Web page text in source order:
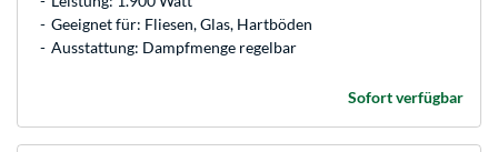
Geeignet für: Fliesen, Glas, Hartböden
Ausstattung: Dampfmenge regelbar
Sofort verfügbar